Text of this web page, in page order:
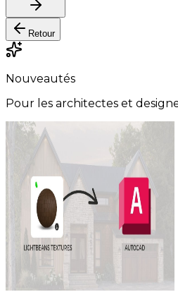
Retour
Nouveautés
Pour les architectes et